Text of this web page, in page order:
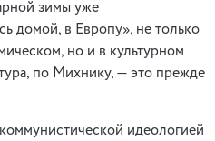
зимы уже
домой, в Европу», не только
но и в культурном
по Михнику, — это прежде
идеологией